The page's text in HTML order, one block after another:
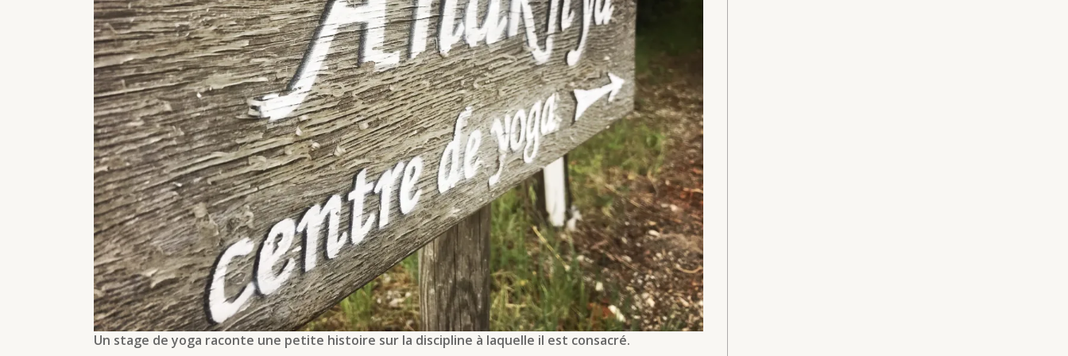
Un stage de yoga raconte une petite histoire sur la discipline à laquelle il est consacré.